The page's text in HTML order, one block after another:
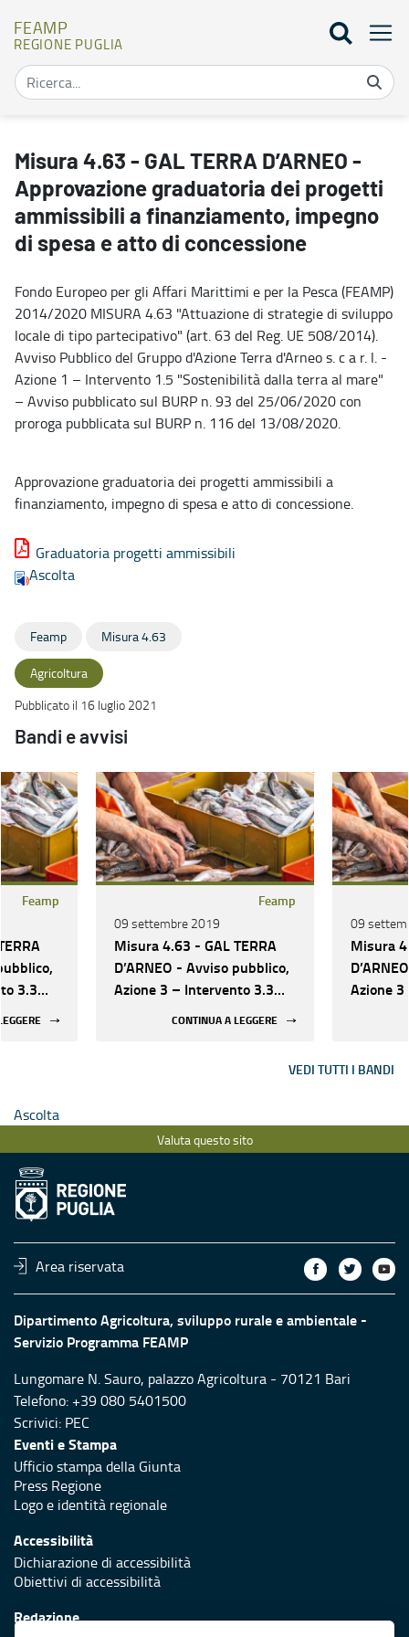
FEAMP
REGIONE PUGLIA
Misura 4.63 - GAL TERRA D’ARNEO -
Approvazione graduatoria dei progetti
ammissibili a finanziamento, impegno
di spesa e atto di concessione
Fondo Europeo per gli Affari Marittimi e per la Pesca (FEAMP)
2014/2020 MISURA 4.63 "Attuazione di strategie di sviluppo
locale di tipo partecipativo" (art. 63 del Reg. UE 508/2014).
Avviso Pubblico del Gruppo d'Azione Terra d'Arneo s. c a r. l. -
Azione 1 – Intervento 1.5 "Sostenibilità dalla terra al mare"
– Avviso pubblicato sul BURP n. 93 del 25/06/2020 con
proroga pubblicata sul BURP n. 116 del 13/08/2020.
Approvazione graduatoria dei progetti ammissibili a
finanziamento, impegno di spesa e atto di concessione.
Graduatoria progetti ammissibili
Ascolta
Feamp Misura 4.63
Agricoltura
Pubblicato il 16 luglio 2021
Bandi e avvisi
Feamp
3.3
Feamp
09 settembre 2019
Misura 4.63 - GAL TERRA
D’ARNEO - Avviso pubblico,
Azione 3 – Intervento 3.3
CONTINUA A LEGGERE
09
Misura
Azione
VEDI TUTTI I BANDI
Ascolta
Valuta questo sito
Area riservata
Dipartimento Agricoltura, sviluppo rurale e ambientale -
Servizio Programma FEAMP
Lungomare N. Sauro, palazzo Agricoltura - 70121 Bari
Telefono: +39 080 5401500
Scrivici: PEC
Eventi e Stampa
Ufficio stampa della Giunta
Press Regione
Logo e identità regionale
Accessibilità
Dichiarazione di accessibilità
Obiettivi di accessibilità
Redazione